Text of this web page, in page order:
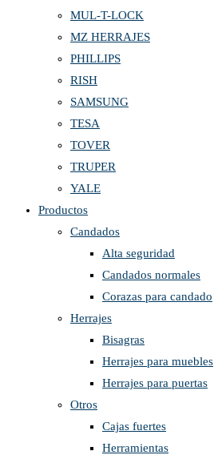
MUL-T-LOCK
MZ HERRAJES
PHILLIPS
RISH
SAMSUNG
TESA
TOVER
TRUPER
YALE
Productos
Candados
Alta seguridad
Candados normales
Corazas para candado
Herrajes
Bisagras
Herrajes para muebles
Herrajes para puertas
Otros
Cajas fuertes
Herramientas